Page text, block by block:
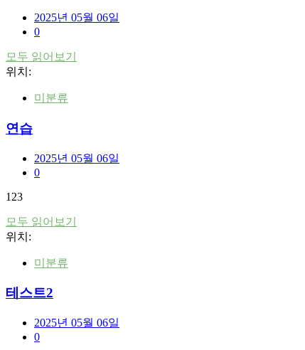
2025년 05월 06일
0
모두 읽어보기
위치:
미분류
연습
2025년 05월 06일
0
123
모두 읽어보기
위치:
미분류
테스트2
2025년 05월 06일
0